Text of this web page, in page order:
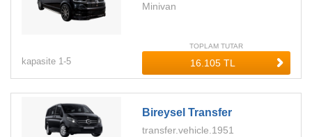
Minivan
kapasite 1-5
TOPLAM TUTAR
Bireysel Transfer
transfer.vehicle.1951